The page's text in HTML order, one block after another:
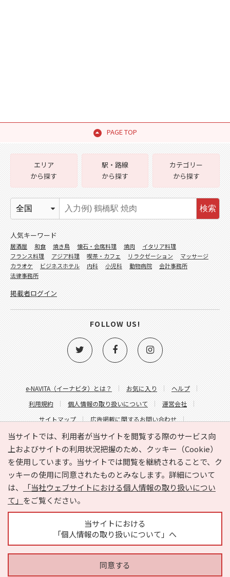
PAGE TOP
当サイトでは、利用者が当サイトを閲覧する際のサービス向
上およびサイトの利用状況把握のため、クッキー（Cookie）
を使用しています。当サイトでは閲覧を継続されることで、ク
ッキーの使用に同意されたものとみなします。詳細について
は、
「当社ウェブサイトにおける個人情報の取り扱いについ
て」 をご覧ください。
当サイトにおける
「個人情報の取り扱いについて」へ
同意する
e-NAVITA（イーナビタ）とは？ お気に入り
ヘルプ
利用規約
個人情報の取り扱いについて
運営会社
サイトマップ
広告掲載に関するお問い合わせ
サイトの内容に関するお問い合わせ
エリア
から探す
駅・路線
から探す
カテゴリー
から探す
検索
人気キーワード
居酒屋 和食 焼き鳥 懐石・会席料理 焼肉
イタリア料理
フランス料理
アジア料理 喫茶・カフェ リラクゼーション
マッサージ
カラオケ
ビジネスホテル 内科 小児科 動物病院
会計事務所
法律事務所
掲載者ログイン
FOLLOW US!
Copyright © HYOJITO.Co.,Ltd. All Rights Reserved.